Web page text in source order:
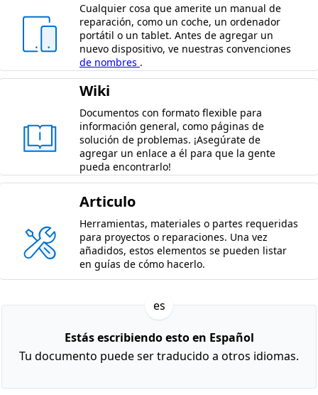
Cualquier cosa que amerite un manual de
reparación, como un coche, un ordenador
portátil o un tablet. Antes de agregar un
nuevo dispositivo, ve nuestras convenciones
de nombres .
Wiki
Documentos con formato flexible para
información general, como páginas de
solución de problemas. ¡Asegúrate de
agregar un enlace a él para que la gente
pueda encontrarlo!
Articulo
Herramientas, materiales o partes requeridas
para proyectos o reparaciones. Una vez
añadidos, estos elementos se pueden listar
en guías de cómo hacerlo.
es
Estás escribiendo esto en Español
Tu documento puede ser traducido a otros idiomas.